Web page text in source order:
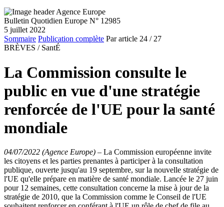
Bulletin Quotidien Europe N° 12985
5 juillet 2022
Sommaire Publication complète Par article 24 / 27
BRÈVES / SantÉ
La Commission consulte le
public en vue d'une stratégie
renforcée de l'UE pour la santé
mondiale
04/07/2022 (Agence Europe) – La Commission européenne invite
les citoyens et les parties prenantes à participer à la consultation
publique, ouverte jusqu'au 19 septembre, sur la nouvelle stratégie de
l'UE qu'elle prépare en matière de santé mondiale. Lancée le 27 juin
pour 12 semaines, cette consultation concerne la mise à jour de la
stratégie de 2010, que la Commission comme le Conseil de l'UE